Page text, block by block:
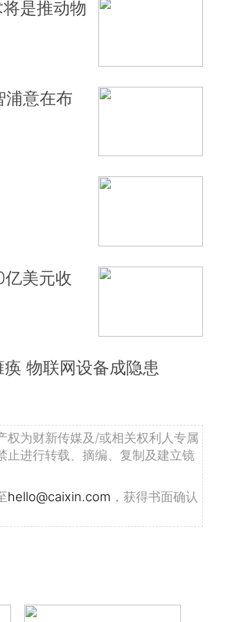
是推动物
浦意在布
美元收
物联网设备成隐患
权为财新传媒及/或相关权利人专属
止进行转载、摘编、复制及建立镜
hello@caixin.com ，获得书面确认